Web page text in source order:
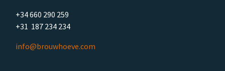
+34 660 290 259
+31 187 234 234
info@brouwhoeve.com